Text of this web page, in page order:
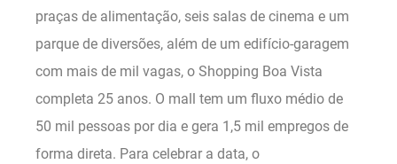
praças de alimentação, seis salas de cinema e um
parque de diversões, além de um edifício-garagem
com mais de mil vagas, o Shopping Boa Vista
completa 25 anos. O mall tem um fluxo médio de
50 mil pessoas por dia e gera 1,5 mil empregos de
forma direta. Para celebrar a data, o